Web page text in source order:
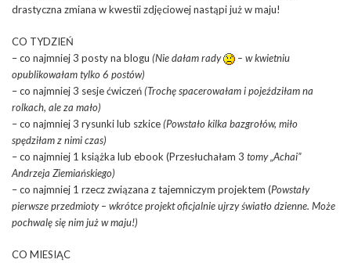
drastyczna zmiana w kwestii zdjęciowej nastąpi już w maju!
CO TYDZIEŃ
– co najmniej 3 posty na blogu (Nie dałam rady
– w kwietniu
opublikowałam tylko 6 postów)
– co najmniej 3 sesje ćwiczeń(Trochę spacerowałam i pojeździłam na
rolkach, ale za mało)
– co najmniej 3 rysunki lub szkice(Powstało kilka bazgrołów, miło
spędziłam z nimi czas)
– co najmniej 1 książka lub ebook (Przesłuchałam 3 tomy „Achai”
Andrzeja Ziemiańskiego)
– co najmniej 1 rzecz związana z tajemniczym projektem (Powstały
pierwsze przedmioty – wkrótce projekt oficjalnie ujrzy światło dzienne. Może
pochwalę się nim już w maju!)
CO MIESIĄC